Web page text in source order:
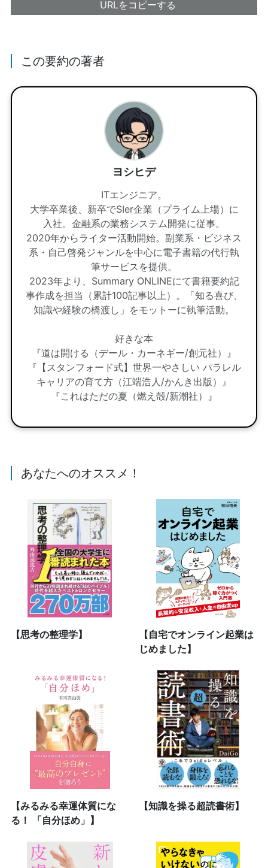
URLをコピーする
この要約の著者
ヨシヒデ
ITエンジニア。
大学卒業後、新卒でSIer企業（プライム上場）に
入社。金融系の業務システム開発に従事。
2020年からライター活動開始。副業系・ビジネス
系・自己啓発ジャンルを中心に電子書籍の代行執
筆サービスを提供。
2023年より、Summary ONLINEにて書籍要約記
事作成を担当（累計100記事以上）。「知る喜び、
知識や経験の橋渡し」をモットーに執筆活動。
好きな本
『道は開ける（デール・カーネギー/創元社）』
『【スタンフォード式】世界一やさしい パラレル
キャリアの育て方（江端浩人/かんき出版）』
『これはただの夏（燃え殻/新潮社）』
あなたへのオススメ！
【思考の整理学】
【自宅でオンライン起業は
じめました】
【みるみる幸運体質にな
る！ 「自分ほめ」】
【知識を操る超読書術】